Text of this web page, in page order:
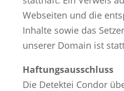
Webseiten und die
Inhalte sowie das
unserer Domain ist
Haftungsausschluss
Die Detektei Condor